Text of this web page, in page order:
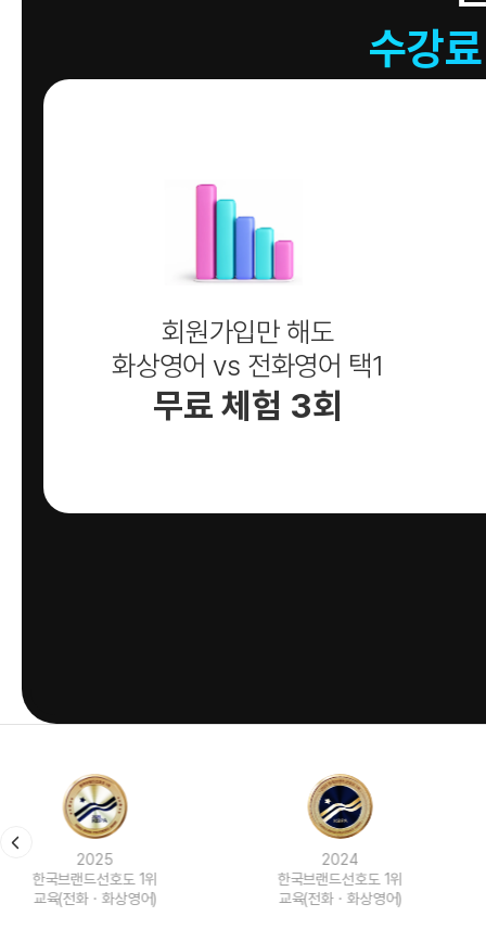
수강
회원가입만 해도
화상영어 vs 전화영어 택1
무료 체험 3회
2024
한국브랜드선호도 1위
교육(전화ㆍ화상영어)
2023
한국브랜드선호도 1위
교육(전화ㆍ화상영어)